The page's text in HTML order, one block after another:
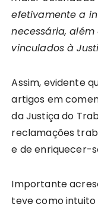
efetivamente a
necessária,
vinculados à
Assim, evidente
artigos em
da Justiça do
reclamações
e de enriquecer-
Importante
teve como